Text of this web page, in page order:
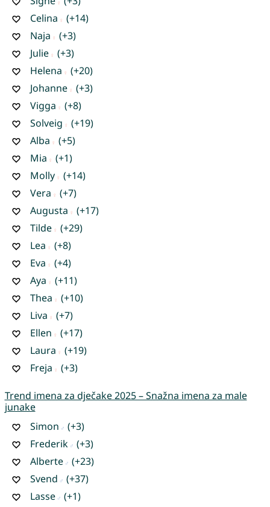
Celina
(+14)
Naja
(+3)
Julie
(+3)
Helena
(+20)
Johanne
(+3)
Vigga
(+8)
Solveig
(+19)
Alba
(+5)
Mia
(+1)
Molly
(+14)
Vera
(+7)
Augusta
(+17)
Tilde
(+29)
Lea
(+8)
Eva
(+4)
Aya
(+11)
Thea
(+10)
Liva
(+7)
Ellen
(+17)
Laura
(+19)
Freja
(+3)
Trend imena za dječake 2025 – Snažna imena za male
junake
Simon
(+3)
Frederik
(+3)
Alberte
(+23)
Svend
(+37)
Lasse
(+1)